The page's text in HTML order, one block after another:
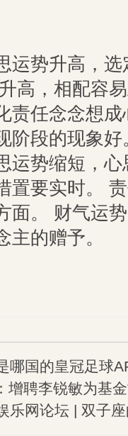
运势升高，
高，相配容
责任念念想
阶段的现象好
运势缩短，
置要实时。
面。 财气运
的赠予。
哪国的皇冠足球
增聘李锐敏为基
乐网论坛 | 双子